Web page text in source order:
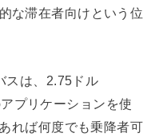
な滞在者向けという位
スは、2.75ドル
プリケーションを使
れば何度でも乗降者可